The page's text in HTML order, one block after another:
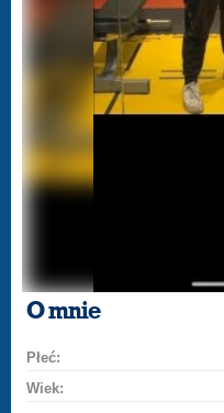
O mnie
Płeć:
Wiek: